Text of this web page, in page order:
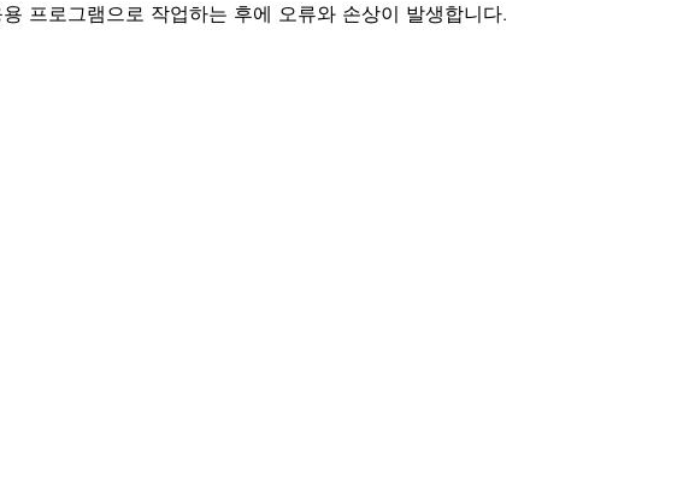
프로그램으로 작업하는 후에 오류와 손상이 발생합니다.